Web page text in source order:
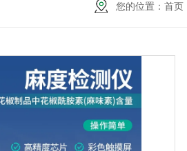
您的位置：首页